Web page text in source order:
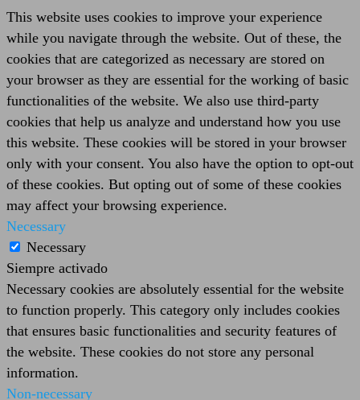
This website uses cookies to improve your experience
while you navigate through the website. Out of these, the
cookies that are categorized as necessary are stored on
your browser as they are essential for the working of basic
functionalities of the website. We also use third-party
cookies that help us analyze and understand how you use
this website. These cookies will be stored in your browser
only with your consent. You also have the option to opt-out
of these cookies. But opting out of some of these cookies
may affect your browsing experience.
Necessary
Necessary
Siempre activado
Necessary cookies are absolutely essential for the website
to function properly. This category only includes cookies
that ensures basic functionalities and security features of
the website. These cookies do not store any personal
information.
Non-necessary